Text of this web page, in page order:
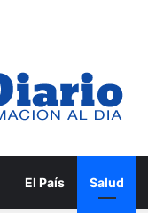
El País Salud